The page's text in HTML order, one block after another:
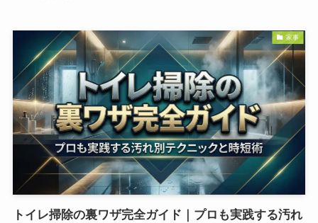
家事
トイレ掃除の裏ワザ完全ガイド｜プロも実践する汚れ